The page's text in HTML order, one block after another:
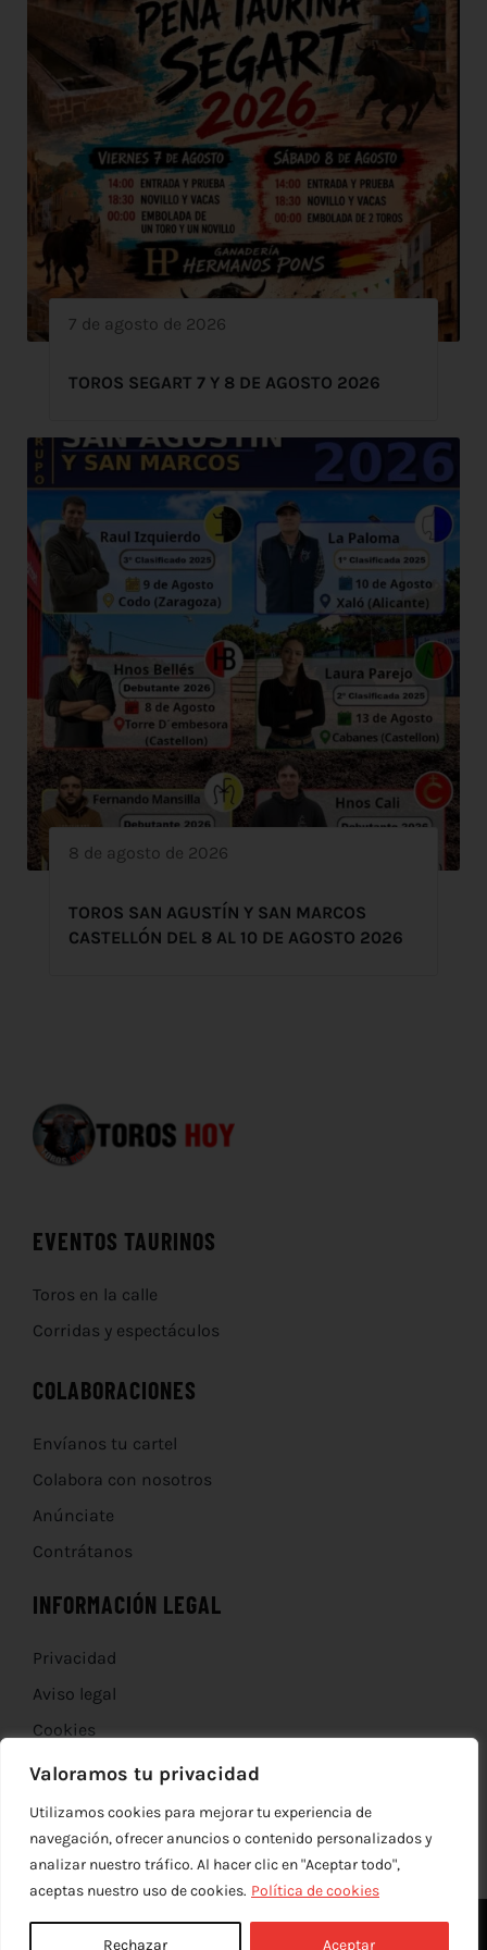
Valoramos tu privacidad
Utilizamos cookies para mejorar tu experiencia de
navegación, ofrecer anuncios o contenido personalizados y
analizar nuestro tráfico. Al hacer clic en "Aceptar todo",
aceptas nuestro uso de cookies. Política de cookies
Rechazar Aceptar
7 de agosto de 2026
TOROS SEGART 7 Y 8 DE AGOSTO 2026
8 de agosto de 2026
TOROS SAN AGUSTÍN Y SAN MARCOS
CASTELLÓN DEL 8 AL 10 DE AGOSTO 2026
EVENTOS TAURINOS
Toros en la calle
Corridas y espectáculos
COLABORACIONES
Envíanos tu cartel
Colabora con nosotros
Anúnciate
Contrátanos
INFORMACIÓN LEGAL
Privacidad
Aviso legal
Cookies
Devoluciones
© Copyright 2012 - 2026 | | Todos los derechos reservados